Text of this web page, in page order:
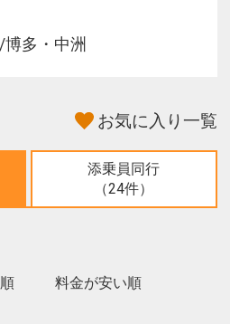
多・中洲
お気に入り一覧
添乗員同行
（24件）
料金が安い順